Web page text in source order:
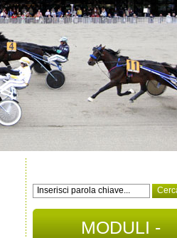
MODULI -